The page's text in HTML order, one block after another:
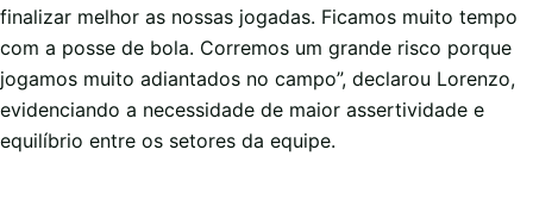
finalizar melhor as nossas jogadas. Ficamos muito tempo
com a posse de bola. Corremos um grande risco porque
jogamos muito adiantados no campo”, declarou Lorenzo,
evidenciando a necessidade de maior assertividade e
equilíbrio entre os setores da equipe.